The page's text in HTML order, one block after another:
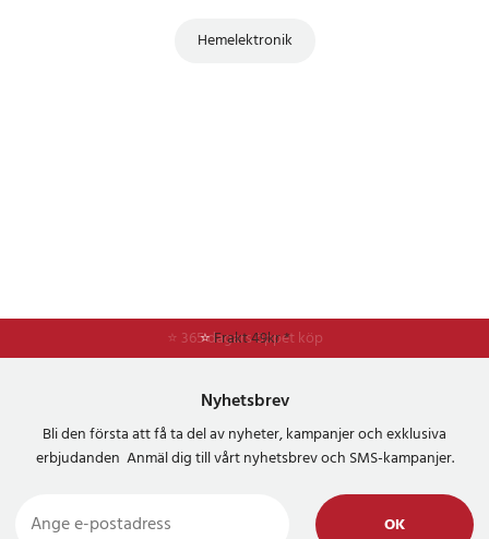
Hemelektronik
⭐ 365 dagars öppet köp
⭐Frakt 49kr *
Nyhetsbrev
Bli den första att få ta del av nyheter, kampanjer och exklusiva
erbjudanden Anmäl dig till vårt nyhetsbrev och SMS-kampanjer.
OK